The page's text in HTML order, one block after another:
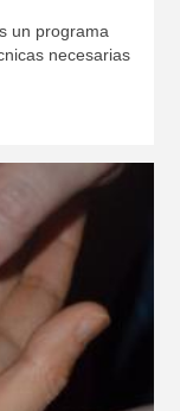
un programa
necesarias